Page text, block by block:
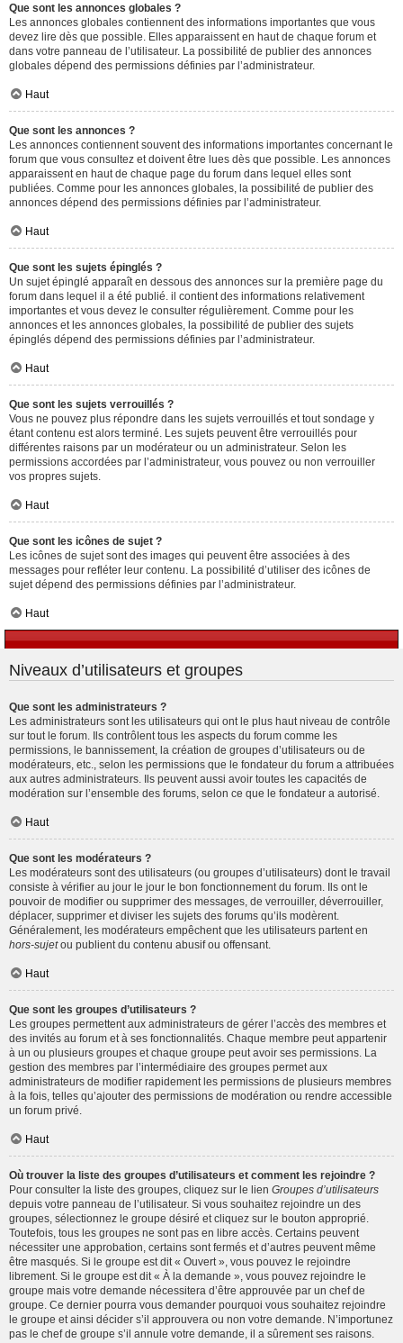
Que sont les annonces globales ?
Les annonces globales contiennent des informations importantes que vous
devez lire dès que possible. Elles apparaissent en haut de chaque forum et
dans votre panneau de l’utilisateur. La possibilité de publier des annonces
globales dépend des permissions définies par l’administrateur.
Haut
Que sont les annonces ?
Les annonces contiennent souvent des informations importantes concernant le
forum que vous consultez et doivent être lues dès que possible. Les annonces
apparaissent en haut de chaque page du forum dans lequel elles sont
publiées. Comme pour les annonces globales, la possibilité de publier des
annonces dépend des permissions définies par l’administrateur.
Haut
Que sont les sujets épinglés ?
Un sujet épinglé apparaît en dessous des annonces sur la première page du
forum dans lequel il a été publié. il contient des informations relativement
importantes et vous devez le consulter régulièrement. Comme pour les
annonces et les annonces globales, la possibilité de publier des sujets
épinglés dépend des permissions définies par l’administrateur.
Haut
Que sont les sujets verrouillés ?
Vous ne pouvez plus répondre dans les sujets verrouillés et tout sondage y
étant contenu est alors terminé. Les sujets peuvent être verrouillés pour
différentes raisons par un modérateur ou un administrateur. Selon les
permissions accordées par l’administrateur, vous pouvez ou non verrouiller
vos propres sujets.
Haut
Que sont les icônes de sujet ?
Les icônes de sujet sont des images qui peuvent être associées à des
messages pour refléter leur contenu. La possibilité d’utiliser des icônes de
sujet dépend des permissions définies par l’administrateur.
Haut
Niveaux d’utilisateurs et groupes
Que sont les administrateurs ?
Les administrateurs sont les utilisateurs qui ont le plus haut niveau de contrôle
sur tout le forum. Ils contrôlent tous les aspects du forum comme les
permissions, le bannissement, la création de groupes d’utilisateurs ou de
modérateurs, etc., selon les permissions que le fondateur du forum a attribuées
aux autres administrateurs. Ils peuvent aussi avoir toutes les capacités de
modération sur l’ensemble des forums, selon ce que le fondateur a autorisé.
Haut
Que sont les modérateurs ?
Les modérateurs sont des utilisateurs (ou groupes d’utilisateurs) dont le travail
consiste à vérifier au jour le jour le bon fonctionnement du forum. Ils ont le
pouvoir de modifier ou supprimer des messages, de verrouiller, déverrouiller,
déplacer, supprimer et diviser les sujets des forums qu’ils modèrent.
Généralement, les modérateurs empêchent que les utilisateurs partent en
hors-sujetou publient du contenu abusif ou offensant.
Haut
Que sont les groupes d’utilisateurs ?
Les groupes permettent aux administrateurs de gérer l’accès des membres et
des invités au forum et à ses fonctionnalités. Chaque membre peut appartenir
à un ou plusieurs groupes et chaque groupe peut avoir ses permissions. La
gestion des membres par l’intermédiaire des groupes permet aux
administrateurs de modifier rapidement les permissions de plusieurs membres
à la fois, telles qu’ajouter des permissions de modération ou rendre accessible
un forum privé.
Haut
Où trouver la liste des groupes d’utilisateurs et comment les rejoindre ?
Pour consulter la liste des groupes, cliquez sur le lien Groupes d’utilisateurs
depuis votre panneau de l’utilisateur. Si vous souhaitez rejoindre un des
groupes, sélectionnez le groupe désiré et cliquez sur le bouton approprié.
Toutefois, tous les groupes ne sont pas en libre accès. Certains peuvent
nécessiter une approbation, certains sont fermés et d’autres peuvent même
être masqués. Si le groupe est dit « Ouvert », vous pouvez le rejoindre
librement. Si le groupe est dit « À la demande », vous pouvez rejoindre le
groupe mais votre demande nécessitera d’être approuvée par un chef de
groupe. Ce dernier pourra vous demander pourquoi vous souhaitez rejoindre
le groupe et ainsi décider s’il approuvera ou non votre demande. N’importunez
pas le chef de groupe s’il annule votre demande, il a sûrement ses raisons.